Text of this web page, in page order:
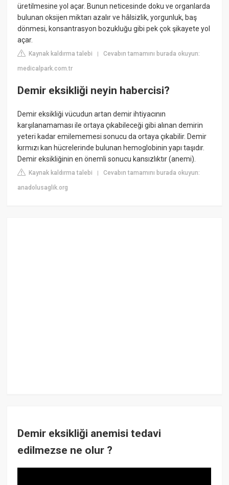
üretilmesine yol açar. Bunun neticesinde doku ve organlarda
bulunan oksijen miktarı azalır ve hâlsizlik, yorgunluk, baş
dönmesi, konsantrasyon bozukluğu gibi pek çok şikayete yol
açar.
Kaynak kaldırma talebi |Cevabın tamamını burada okuyun:
medicalpark.com.tr
Demir eksikliği neyin habercisi?
Demir eksikliği vücudun artan demir ihtiyacının
karşılanamaması ile ortaya çıkabileceği gibi alınan demirin
yeteri kadar emilememesi sonucu da ortaya çıkabilir. Demir
kırmızı kan hücrelerinde bulunan hemoglobinin yapı taşıdır.
Demir eksikliğinin en önemli sonucu kansızlıktır (anemi).
Kaynak kaldırma talebi |Cevabın tamamını burada okuyun:
anadolusaglik.org
Demir eksikliği anemisi tedavi
edilmezse ne olur ?